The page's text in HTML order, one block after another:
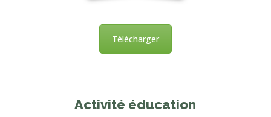
Télécharger
Activité éducation